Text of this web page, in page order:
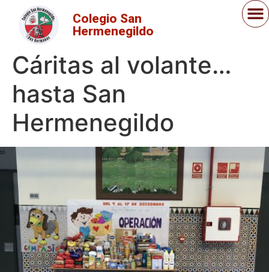
Colegio San
Hermenegildo
Cáritas al volante…
hasta San
Hermenegildo